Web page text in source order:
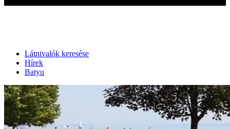
Látnivalók keresése
Hírek
Batyu